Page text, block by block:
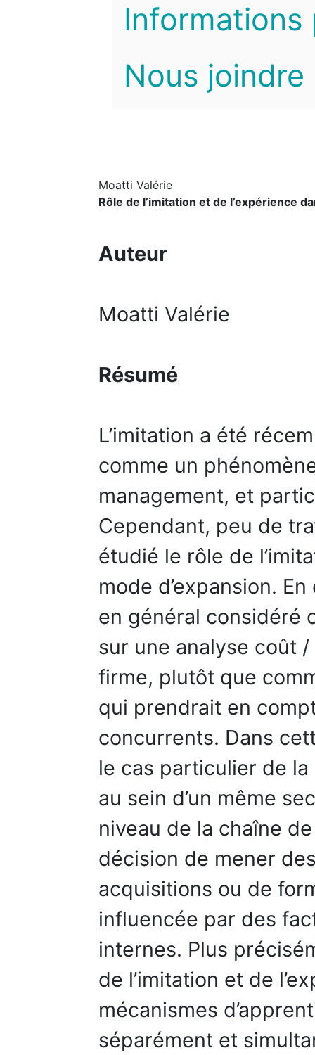
Informations
Nous joindre
Moatti Valérie
Rôle de l’imitation et de l’expérience
Auteur
Moatti Valérie
Résumé
L’imitation a été
comme un
management, et
Cependant, peu de
étudié le rôle de
mode d’expansion.
en général considéré
sur une analyse coût
firme, plutôt que
qui prendrait en
concurrents. Dans
le cas particulier de
au sein d’un même
niveau de la chaîne
décision de mener
acquisitions ou de
influencée par des
internes. Plus
de l’imitation et de
mécanismes
séparément et